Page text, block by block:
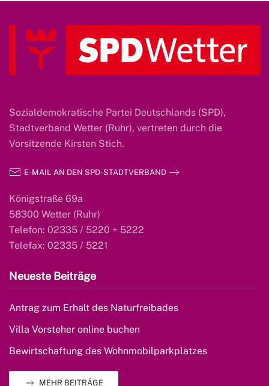
Sozialdemokratische Partei Deutschlands (SPD),
Stadtverband Wetter (Ruhr), vertreten durch die
Vorsitzende Kirsten Stich.
E-MAIL AN DEN SPD-STADTVERBAND
Königstraße 69a
58300 Wetter (Ruhr)
Telefon: 02335 / 5220 + 5222
Telefax: 02335 / 5221
Neueste Beiträge
Antrag zum Erhalt des Naturfreibades
Villa Vorsteher online buchen
Bewirtschaftung des Wohnmobilparkplatzes
MEHR BEITRÄGE